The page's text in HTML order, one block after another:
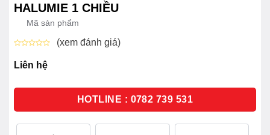
HALUMIE 1 CHIỀU
Mã sản phẩm
xếp
hạng
sao
(xem đánh giá)
Liên hệ
HOTLINE : 0782 739 531